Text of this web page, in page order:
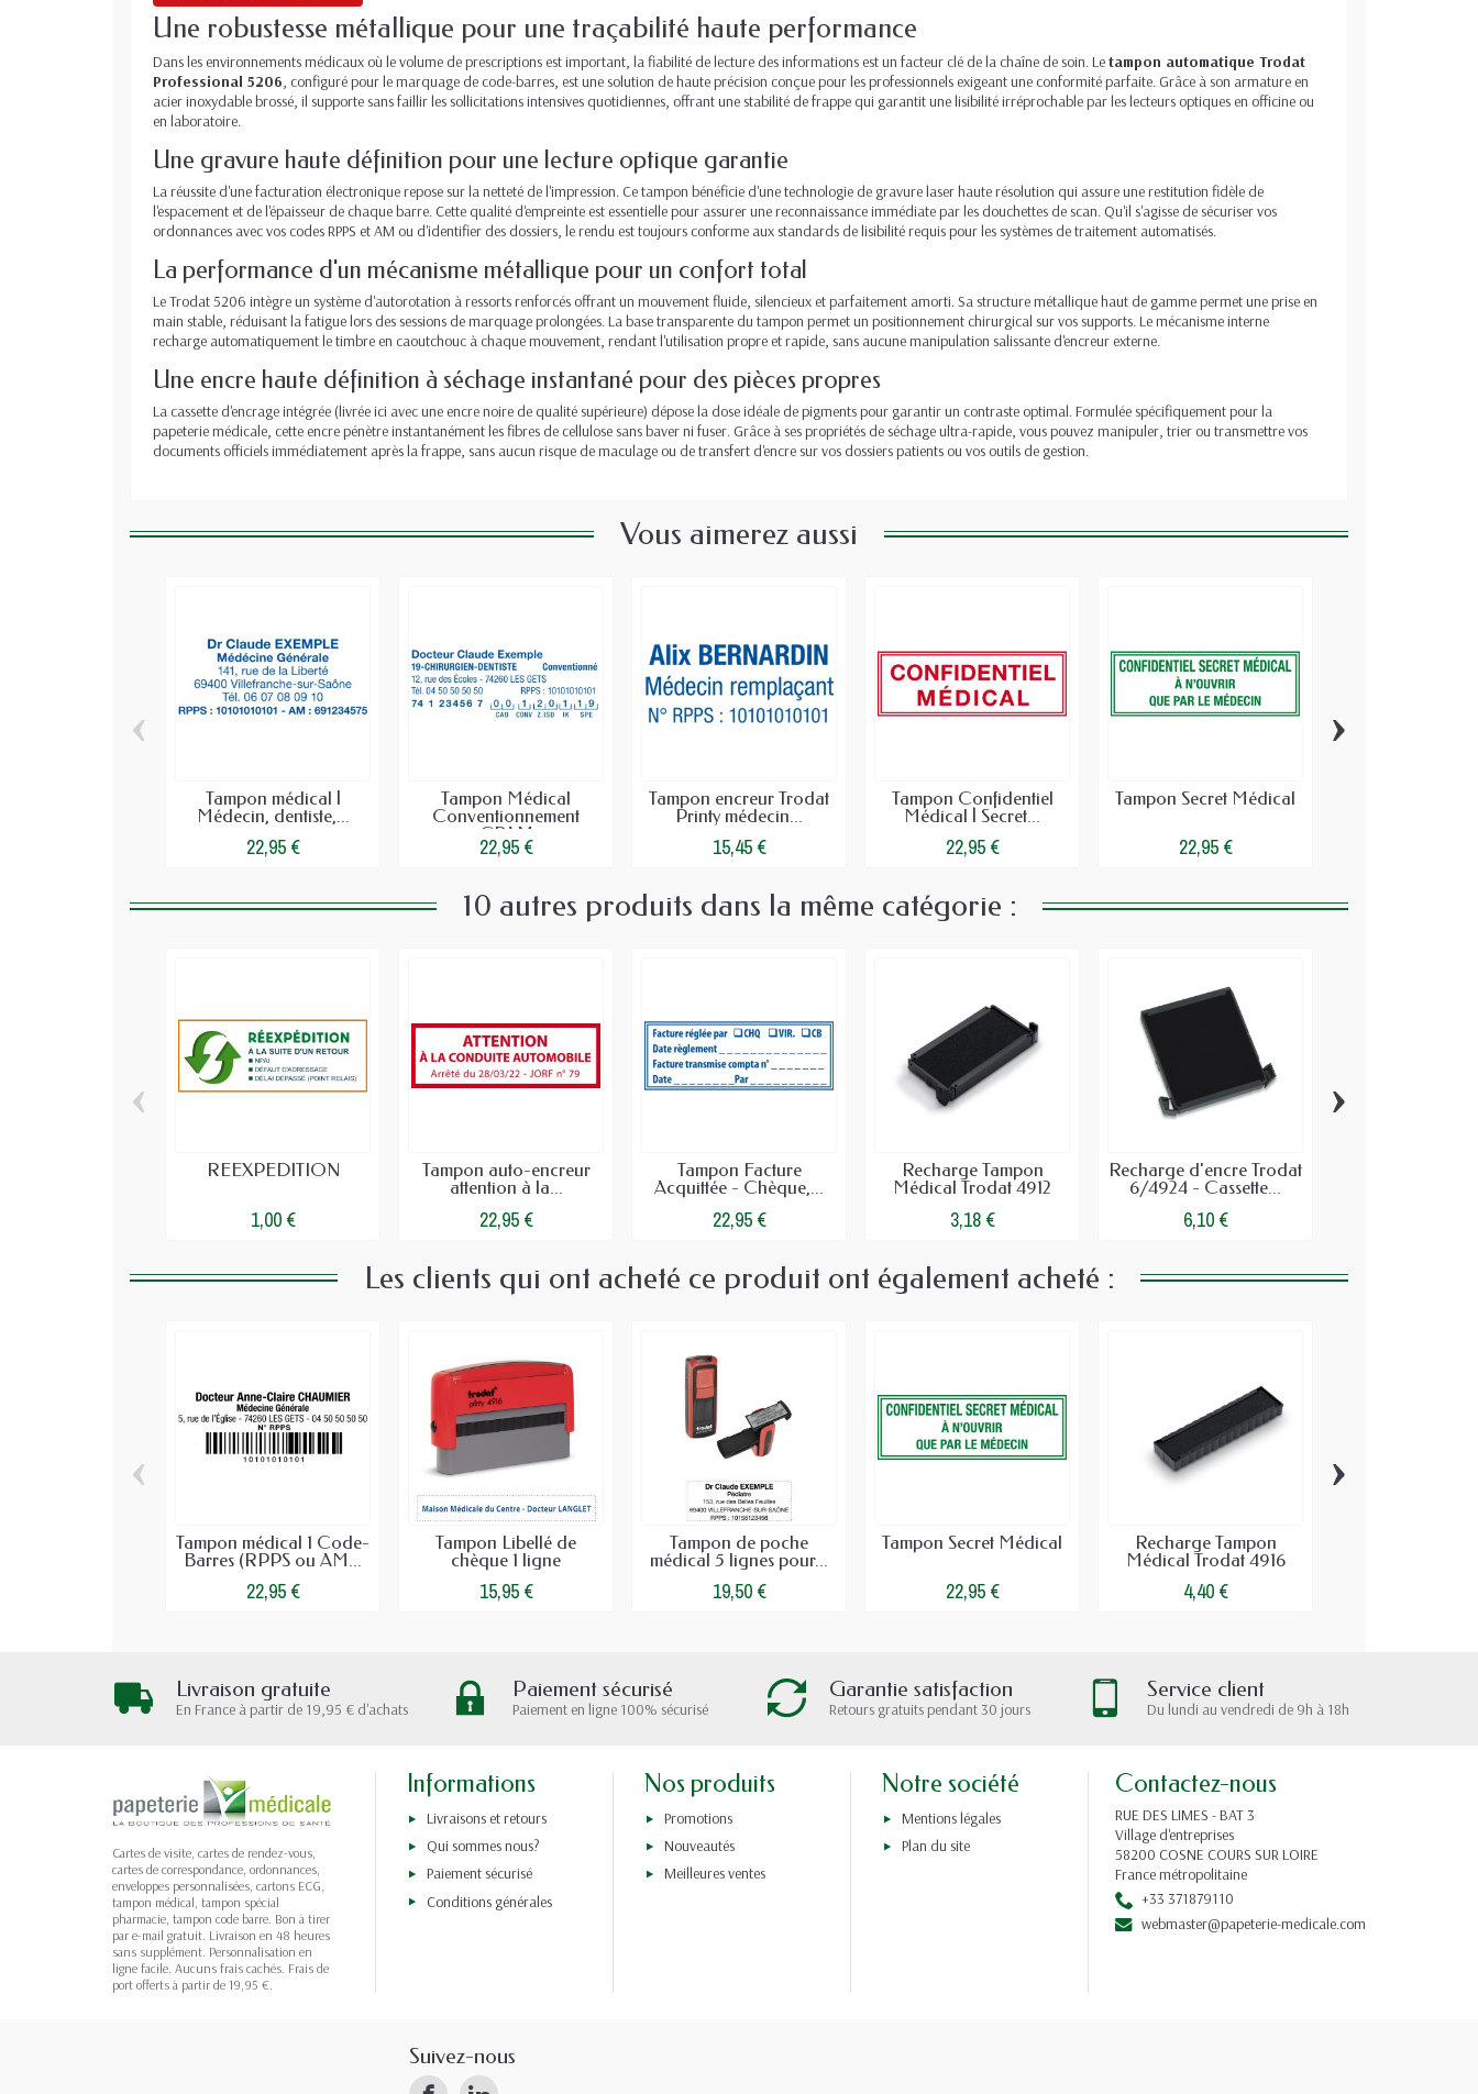
Une robustesse métallique pour une traçabilité haute performance
Dans les environnements médicaux où le volume de prescriptions est important, la fiabilité de lecture des informations est un facteur clé de la chaîne de soin. Letampon automatique Trodat
Professional 5206, configuré pour le marquage de code-barres, est une solution de haute précision conçue pour les professionnels exigeant une conformité parfaite. Grâce à son armature en
acier inoxydable brossé, il supporte sans faillir les sollicitations intensives quotidiennes, offrant une stabilité de frappe qui garantit une lisibilité irréprochable par les lecteurs optiques en officine ou
en laboratoire.
Une gravure haute définition pour une lecture optique garantie
La réussite d'une facturation électronique repose sur la netteté de l'impression. Ce tampon bénéficie d'une technologie de gravure laser haute résolution qui assure une restitution fidèle de
l'espacement et de l'épaisseur de chaque barre. Cette qualité d'empreinte est essentielle pour assurer une reconnaissance immédiate par les douchettes de scan. Qu'il s'agisse de sécuriser vos
ordonnances avec vos codes RPPS et AM ou d'identifier des dossiers, le rendu est toujours conforme aux standards de lisibilité requis pour les systèmes de traitement automatisés.
La performance d'un mécanisme métallique pour un confort total
Le Trodat 5206 intègre un système d'autorotation à ressorts renforcés offrant un mouvement fluide, silencieux et parfaitement amorti. Sa structure métallique haut de gamme permet une prise en
main stable, réduisant la fatigue lors des sessions de marquage prolongées. La base transparente du tampon permet un positionnement chirurgical sur vos supports. Le mécanisme interne
recharge automatiquement le timbre en caoutchouc à chaque mouvement, rendant l'utilisation propre et rapide, sans aucune manipulation salissante d'encreur externe.
Une encre haute définition à séchage instantané pour des pièces propres
La cassette d'encrage intégrée (livrée ici avec une encre noire de qualité supérieure) dépose la dose idéale de pigments pour garantir un contraste optimal. Formulée spécifiquement pour la
papeterie médicale, cette encre pénètre instantanément les fibres de cellulose sans baver ni fuser. Grâce à ses propriétés de séchage ultra-rapide, vous pouvez manipuler, trier ou transmettre vos
documents officiels immédiatement après la frappe, sans aucun risque de maculage ou de transfert d'encre sur vos dossiers patients ou vos outils de gestion.
Vous aimerez aussi
Tampon médical |
Médecin, dentiste,...
22,95 €
Tampon Médical
Conventionnement
CPAM
22,95 €
Tampon encreur Trodat
Printy médecin...
15,45 €
Tampon Confidentiel
Médical | Secret...
22,95 €
Tampon Secret Médical
22,95 €
‹ ›
10 autres produits dans la même catégorie :
REEXPEDITION
1,00 €
Tampon auto-encreur
attention à la...
22,95 €
Tampon Facture
Acquittée - Chèque,...
22,95 €
Recharge Tampon
Médical Trodat 4912
3,18 €
Recharge d'encre Trodat
6/4924 - Cassette...
6,10 €
‹ ›
Les clients qui ont acheté ce produit ont également acheté :
Tampon médical 1 Code-
Barres (RPPS ou AM...
22,95 €
Tampon Libellé de
chèque 1 ligne
15,95 €
Tampon de poche
médical 5 lignes pour...
19,50 €
Tampon Secret Médical
22,95 €
Recharge Tampon
Médical Trodat 4916
4,40 €
‹ ›
Livraison gratuite
En France à partir de 19,95 € d'achats
Paiement sécurisé
Paiement en ligne 100% sécurisé
Garantie satisfaction
Retours gratuits pendant 30 jours
Service client
Du lundi au vendredi de 9h à 18h
Cartes de visite, cartes de rendez-vous,
cartes de correspondance, ordonnances,
enveloppes personnalisées, cartons ECG,
tampon médical, tampon spécial
pharmacie, tampon code barre. Bon à tirer
par e-mail gratuit. Livraison en 48 heures
sans supplément. Personnalisation en
ligne facile. Aucuns frais cachés. Frais de
port offerts à partir de 19,95 €.
Informations
Livraisons et retours
Qui sommes nous?
Paiement sécurisé
Conditions générales
Nos produits
Promotions
Nouveautés
Meilleures ventes
Notre société
Mentions légales
Plan du site
Contactez-nous
RUE DES LIMES - BAT 3
Village d'entreprises
58200 COSNE COURS SUR LOIRE
France métropolitaine
+33 371879110
webmaster@papeterie-medicale.com
Suivez-nous